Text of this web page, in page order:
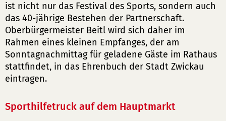
ist nicht nur das Festival des Sports, sondern auch
das 40-jährige Bestehen der Partnerschaft.
Oberbürgermeister Beitl wird sich daher im
Rahmen eines kleinen Empfanges, der am
Sonntagnachmittag für geladene Gäste im Rathaus
stattfindet, in das Ehrenbuch der Stadt Zwickau
eintragen.
Sporthilfetruck auf dem Hauptmarkt